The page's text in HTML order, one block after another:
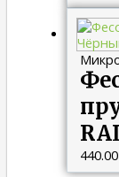
440.00